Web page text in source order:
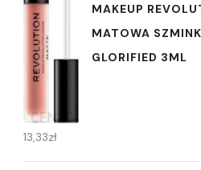
MAKEUP
MATOWA
GLORIFIED 3ML
13,33zł